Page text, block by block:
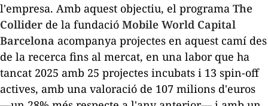
l'empresa. Amb aquest objectiu, el programa The
Collider de la fundació Mobile World Capital
Barcelona acompanya projectes en aquest camí des
de la recerca fins al mercat, en una labor que ha
tancat 2025 amb 25 projectes incubats i 13 spin-off
actives, amb una valoració de 107 milions d'euros